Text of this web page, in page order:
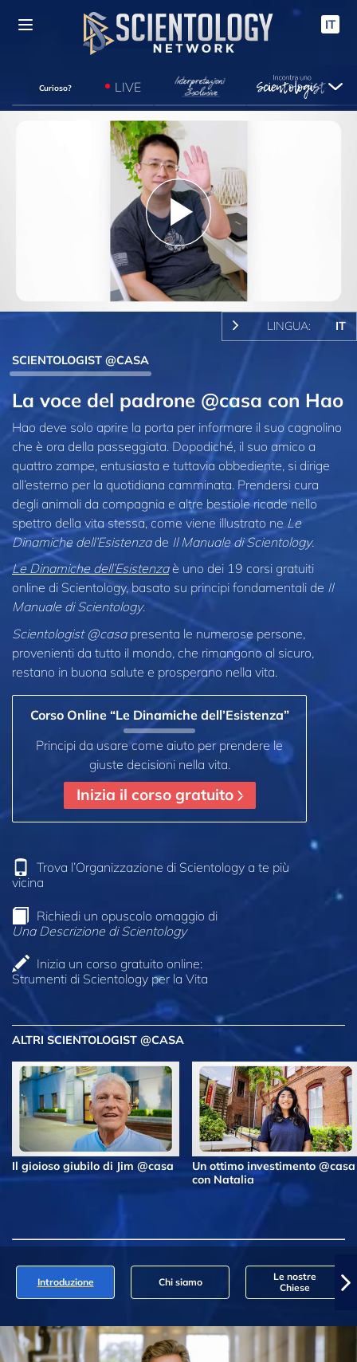
IT
Curioso? LIVE
Play
Video
LINGUA: IT
SCIENTOLOGIST @CASA
La voce del padrone @casa con Hao
Hao deve solo aprire la porta per informare il suo cagnolino
che è ora della passeggiata. Dopodiché, il suo amico a
quattro zampe, entusiasta e tuttavia obbediente, si dirige
all’esterno per la quotidiana camminata. Prendersi cura
degli animali da compagnia e altre bestiole ricade nello
spettro della vita stessa, come viene illustrato ne Le
Dinamiche dell’Esistenzade Il Manuale di Scientology.
Le Dinamiche dell’Esistenzaè uno dei 19 corsi gratuiti
online di Scientology, basato su principi fondamentali de Il
Manuale di Scientology.
Scientologist @casapresenta le numerose persone,
provenienti da tutto il mondo, che rimangono al sicuro,
restano in buona salute e prosperano nella vita.
Corso Online “Le Dinamiche dell’Esistenza”
Principi da usare come aiuto per prendere le
giuste decisioni nella vita.
Inizia il corso gratuito
Trova l’Organizzazione di Scientology a te più
vicina
Richiedi un opuscolo omaggio di
Una Descrizione di Scientology
Inizia un corso gratuito online:
Strumenti di Scientology per la Vita
ALTRI SCIENTOLOGIST @CASA
Il gioioso giubilo di Jim @casa
Un ottimo investimento @casa
con Natalia
Introduzione Chi siamo
Le nostre
Chiese